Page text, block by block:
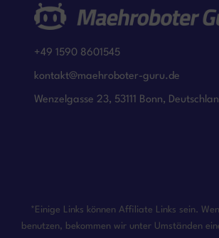
+49 1590 8601545
kontakt@maehroboter-guru.de
Wenzelgasse 23, 53111 Bonn,
*Einige Links können Affiliate Links sein.
benutzen, bekommen wir unter Umständen